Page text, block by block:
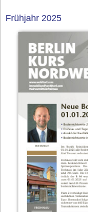
Frühjahr 2025